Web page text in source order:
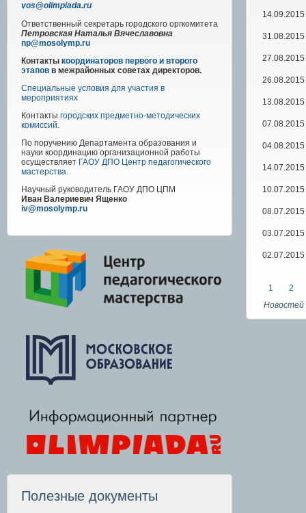
vos@olimpiada.ru
Ответственный секретарь городского оргкомитета
Петровская Наталья Вячеславовна
np@mosolymp.ru
Контакты координаторов первого и второго
этапов в межрайонных советах директоров.
Специальные условия для участия в
мероприятиях
Контакты городских предметно-методических
комиссий.
По поручению Департамента образования и
науки координацию организационной работы
осуществляет ГАОУ ДПО Центр педагогического
мастерства.
Научный руководитель ГАОУ ДПО ЦПМ
Иван Валериевич Ященко
iv@mosolymp.ru
Полезные документы
14.09.2015
31.08.2015
27.08.2015
26.08.2015
13.08.2015
07.08.2015
04.08.2015
14.07.2015
10.07.2015
08.07.2015
03.07.2015
02.07.2015
1
2
Новостей